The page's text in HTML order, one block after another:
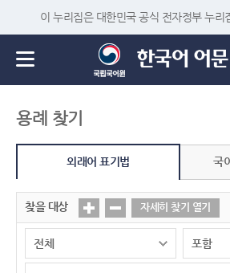
이 누리집은 대한민국 공식 전자정부 누리
용례 찾기
외래어 표기법 국
찾을 대상 자세히 찾기 열기